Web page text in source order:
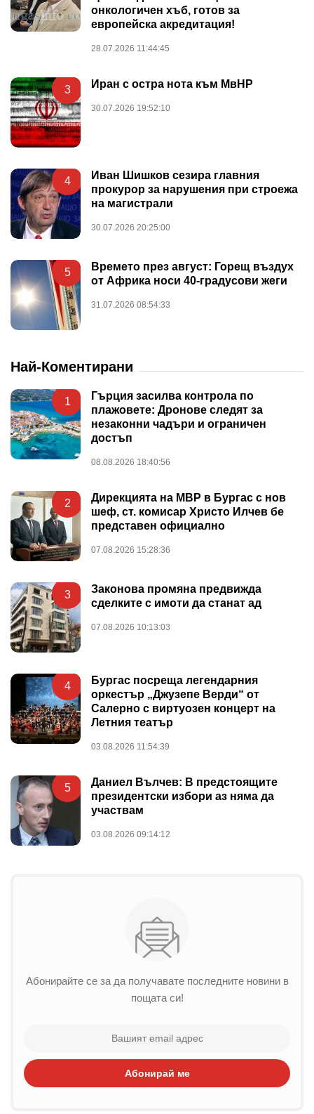
онкологичен хъб, готов за
европейска акредитация!
28.07.2026 11:44:45
3 Иран с остра нота към МвНР
30.07.2026 19:52:10
4
Иван Шишков сезира главния
прокурор за нарушения при строежа
на магистрали
30.07.2026 20:25:00
5
Времето през август: Горещ въздух
от Африка носи 40-градусови жеги
31.07.2026 08:54:33
Най-Коментирани
1
Гърция засилва контрола по
плажовете: Дронове следят за
незаконни чадъри и ограничен
достъп
08.08.2026 18:40:56
2
Дирекцията на МВР в Бургас с нов
шеф, ст. комисар Христо Илчев бе
представен официално
07.08.2026 15:28:36
3
Законова промяна предвижда
сделките с имоти да станат ад
07.08.2026 10:13:03
4
Бургас посреща легендарния
оркестър „Джузепе Верди“ от
Салерно с виртуозен концерт на
Летния театър
03.08.2026 11:54:39
5
Даниел Вълчев: В предстоящите
президентски избори аз няма да
участвам
03.08.2026 09:14:12
Абонирайте се за да получавате последните новини в
пощата си!
Абонирай ме